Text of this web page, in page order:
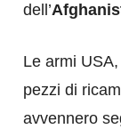
dell’
Le armi
pezzi di
avvennero